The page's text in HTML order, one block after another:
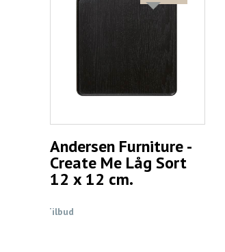
Andersen Furniture -
Create Me Låg Sort
12 x 12 cm.
Tilbud